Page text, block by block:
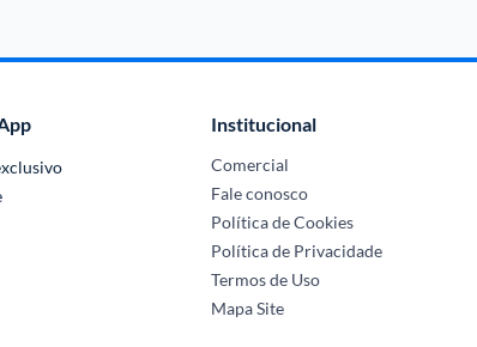
Institucional
Comercial
Fale conosco
Política de Cookies
Política de Privacidade
Termos de Uso
Mapa Site